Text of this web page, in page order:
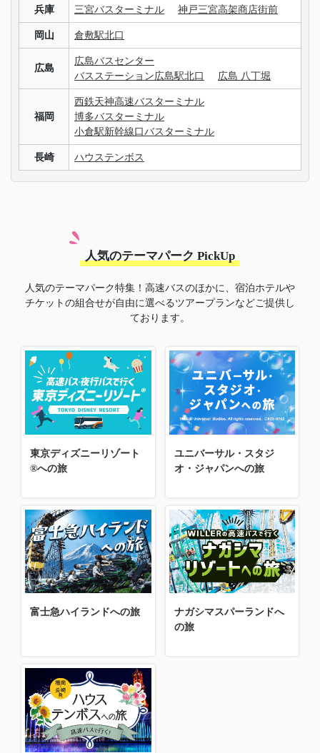
兵庫 三宮バスターミナル 神戸三宮高架商店街前
岡山 倉敷駅北口
広島
広島バスセンター
バスステーション広島駅北口
広島 八丁堀
福岡
西鉄天神高速バスターミナル
博多バスターミナル
小倉駅新幹線口バスターミナル
長崎 ハウステンボス
人気のテーマパーク PickUp
人気のテーマパーク特集！高速バスのほかに、宿泊ホテルや
チケットの組合せが自由に選べるツアープランなどご提供し
ております。
東京ディズニーリゾート
®への旅
ユニバーサル・スタジ
オ・ジャパンへの旅
富士急ハイランドへの旅
ナガシマスパーランドへ
の旅